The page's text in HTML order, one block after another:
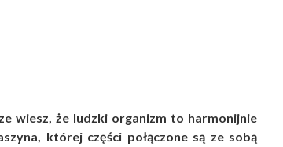
wiesz, że ludzki organizm to harmonijnie
której części połączone są ze sobą